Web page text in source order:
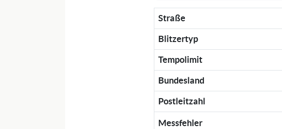
Straße
Blitzertyp
Tempolimit
Bundesland
Postleitzahl
Messfehler